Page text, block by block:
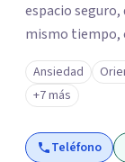
espacio seguro,
mismo tiempo,
avanzar... Creo
capacidad que
momentos
cambio, estaré
escribirme para
Ansiedad
+7 más
Teléfono